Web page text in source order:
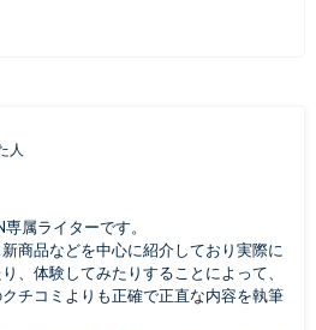
人
専属ライターです。
商品などを中心に紹介しており実際に
、体験してみたりすることによって、
チコミよりも正確で正直な内容を執筆